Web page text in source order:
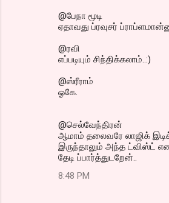
@பேநா மூடி
ஏதாவது ப்ரவுசர்
@ரவி
எப்படியும் சிந்திக்கலாம்..:)
@ஸ்ரீராம்
ஓகே.
@செல்வேந்திரன்
ஆமாம் தலைவரே லாஜிக்
இருந்தாலும் அந்த ட்விஸ்ட்
தேடி ப்பார்த்துடறேன்..
8:48 PM